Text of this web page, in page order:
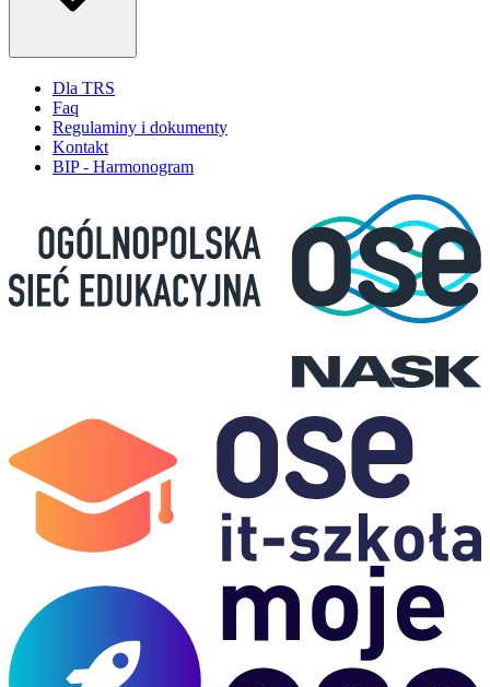
Dla TRS
Faq
Regulaminy i dokumenty
Kontakt
BIP - Harmonogram